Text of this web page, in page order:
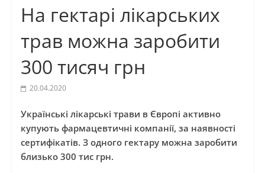
На гектарі лікарських
трав можна заробити
300 тисяч грн
20.04.2020
Українські лікарські трави в Європі активно
купують фармацевтичні компанії, за наявності
сертифікатів. З одного гектару можна заробити
близько 300 тис грн.